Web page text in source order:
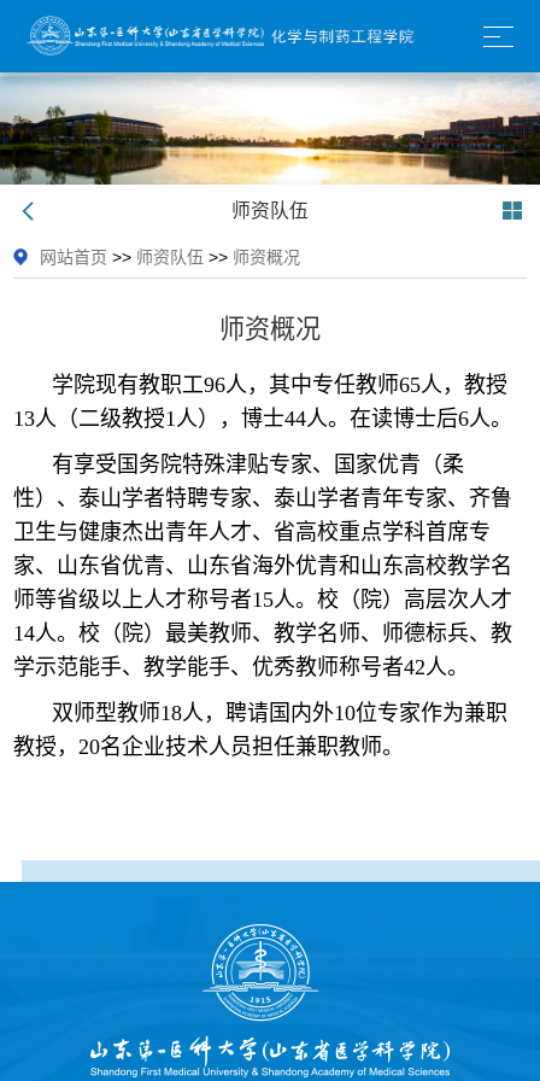
师资队伍
网站首页 >> 师资队伍 >> 师资概况
师资概况
学院现有教职工96人，其中专任教师65人，教授
13人（二级教授1人），博士44人。在读博士后6人。
有享受国务院特殊津贴专家、国家优青（柔
性）、泰山学者特聘专家、泰山学者青年专家、齐鲁
卫生与健康杰出青年人才、省高校重点学科首席专
家、山东省优青、山东省海外优青和山东高校教学名
师等省级以上人才称号者15人。校（院）高层次人才
14人。校（院）最美教师、教学名师、师德标兵、教
学示范能手、教学能手、优秀教师称号者42人。
双师型教师18人，聘请国内外10位专家作为兼职
教授，20名企业技术人员担任兼职教师。